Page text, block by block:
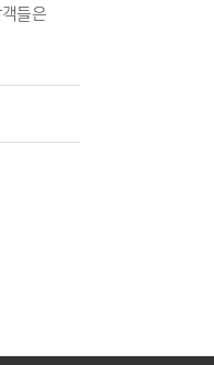
들은